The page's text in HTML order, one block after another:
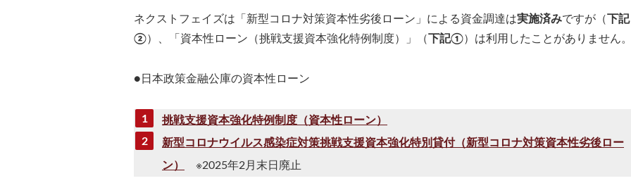
ネクストフェイズは「新型コロナ対策資本性劣後ローン」による資金調達は実施済みですが（
下記
②）、「資本性ローン（挑戦支援資本強化特例制度）」（ 下記①）は利用したことがありません
●日本政策金融公庫の資本性ローン
挑戦支援資本強化特例制度（資本性ローン）
新型コロナウイルス感染症対策挑戦支援資本強化特別貸付（新型コロナ対策資本性劣後ロー
ン）
※2025年2月末日廃止